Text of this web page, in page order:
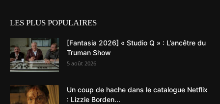
LES PLUS POPULAIRES
[Fantasia 2026] « Studio Q » : L’ancêtre du
Truman Show
5 août 2026
Un coup de hache dans le catalogue Netflix
: Lizzie Borden...